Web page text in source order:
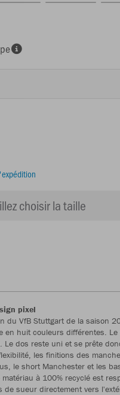
choisir la taille
pixel
du VfB Stuttgart de la saison
en huit couleurs différentes.
Le dos reste uni et se prête
les finitions des
le short Manchester et les
à 100% recyclé est
de sueur directement vers